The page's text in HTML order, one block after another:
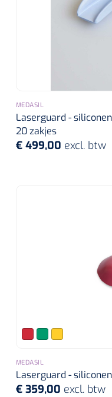
Wondreinigers
MEDASIL
Laserguard -
20 zakjes
€ 499,00 excl. btw
MEDASIL
Laserguard -
€ 359,00 excl. btw